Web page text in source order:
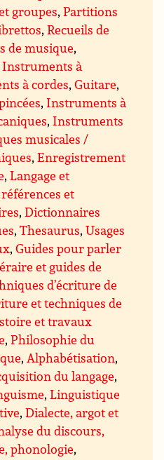
groupes,Partitions
,Recueils de
de musique,
Instruments à
à cordes,Guitare,
, Instruments à
, Instruments
musicales /
,Enregistrement
,Langage et
références et
,Dictionnaires
,Thesaurus,Usages
,Guides pour parler
et guides de
d’écriture de
et techniques de
et travaux
,Philosophie du
,Alphabétisation,
du langage,
,Linguistique
,Dialecte, argot et
du discours,
phonologie,